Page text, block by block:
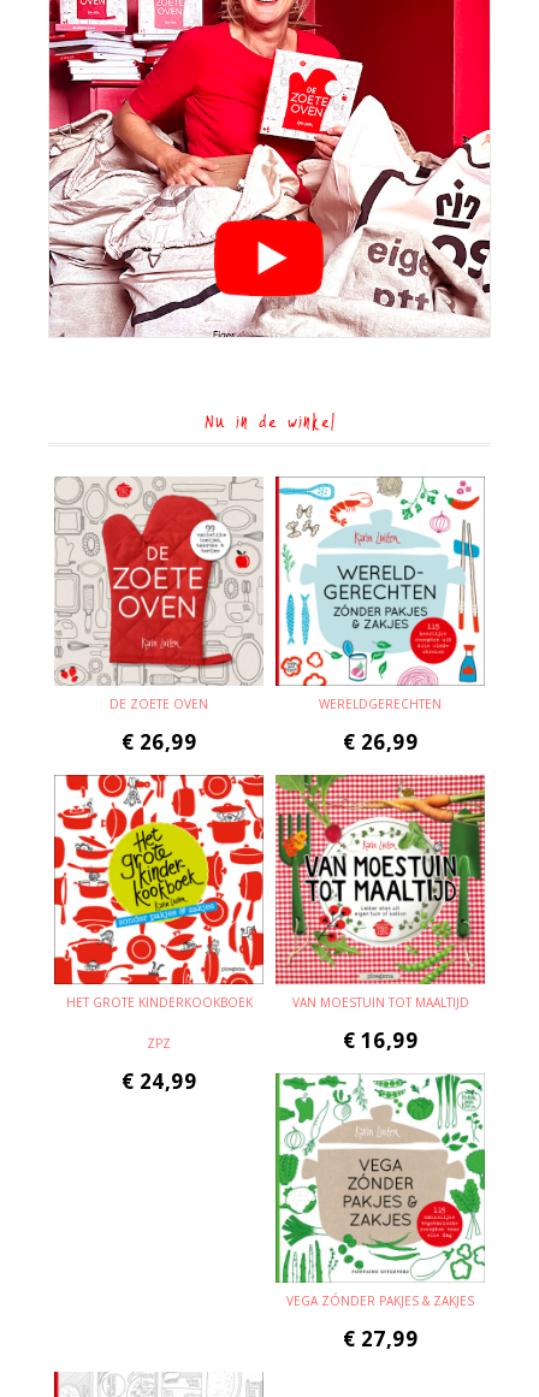
Nu in de winkel
DE ZOETE OVEN
€ 26,99
WERELDGERECHTEN
€ 26,99
HET GROTE KINDERKOOKBOEK
ZPZ
€ 24,99
VAN MOESTUIN TOT MAALTIJD
€ 16,99
VEGA ZÓNDER PAKJES & ZAKJES
€ 27,99